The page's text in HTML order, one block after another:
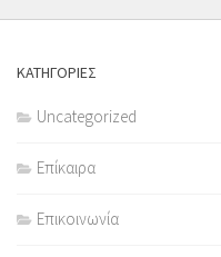
ΚΑΤΗΓΟΡΙΕΣ
Uncategorized
Επίκαιρα
Επικοινωνία